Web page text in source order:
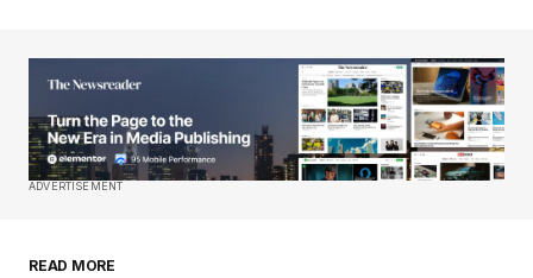
ADVERTISEMENT
READ MORE